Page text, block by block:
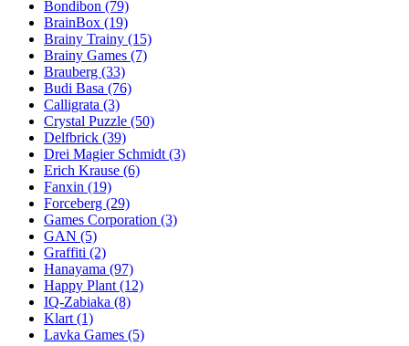
Bondibon (79)
BrainBox (19)
Brainy Trainy (15)
Brainy Games (7)
Brauberg (33)
Budi Basa (76)
Calligrata (3)
Crystal Puzzle (50)
Delfbrick (39)
Drei Magier Schmidt (3)
Erich Krause (6)
Fanxin (19)
Forceberg (29)
Games Corporation (3)
GAN (5)
Graffiti (2)
Hanayama (97)
Happy Plant (12)
IQ-Zabiaka (8)
Klart (1)
Lavka Games (5)